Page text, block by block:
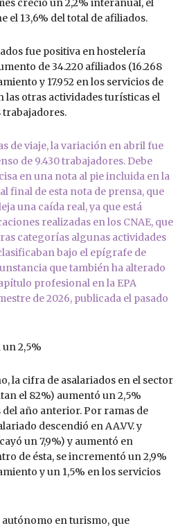
el 13,6% del total de afiliados.
fue positiva en hostelería
de 34.220 afiliados (16.268
y 17.952 en los servicios de
las otras actividades turísticas el
trabajadores.
de viaje, la variación en abril fue
de 9.430 trabajadores. Debe
en una nota al pie incluida en la
final de esta nota de prensa, que
una caída real, ya que está
realizadas en los CNAE, que
categorías algunas actividades
bajo el epígrafe de
que también ha alterado
profesional en la EPA
de 2026, publicada el pasado
2,5%
la cifra de asalariados en el sector
el 82%) aumentó un 2,5%
año anterior. Por ramas de
descendió en AA.VV. y
un 7,9%) y aumentó en
de ésta, se incrementó un 2,9%
y un 1,5% en los servicios
autónomo en turismo, que